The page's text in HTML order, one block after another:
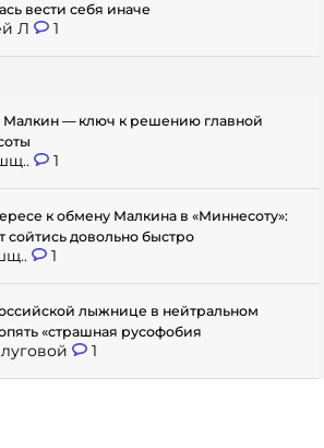
вести себя иначе
Л 1
Малкин — ключ к решению главной
1
к обмену Малкина в «Миннесоту»:
сойтись довольно быстро
1
лыжнице в нейтральном
«страшная русофобия
1